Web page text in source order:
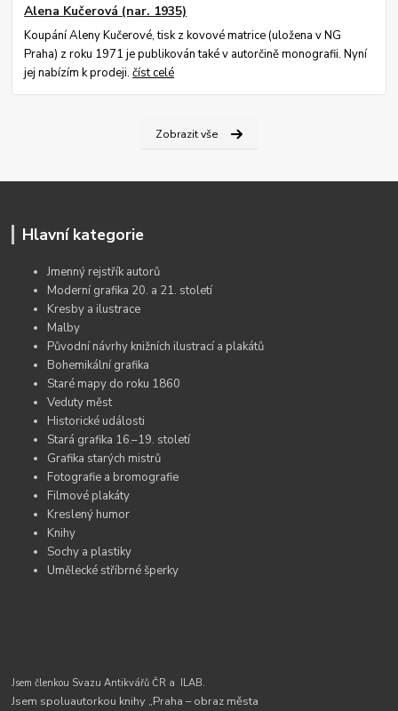
Alena Kučerová (nar. 1935)
Koupání Aleny Kučerové, tisk z kovové matrice (uložena v NG
Praha) z roku 1971 je publikován také v autorčině monografii. Nyní
jej nabízím k prodeji.číst celé
Zobrazit vše
Hlavní kategorie
Jmenný rejstřík autorů
Moderní grafika 20. a 21. století
Kresby a ilustrace
Malby
Původní návrhy knižních ilustrací a plakátů
Bohemikální grafika
Staré mapy do roku 1860
Veduty měst
Historické události
Stará grafika 16.–19. století
Grafika starých mistrů
Fotografie a bromografie
Filmové plakáty
Kreslený humor
Knihy
Sochy a plastiky
Umělecké stříbrné šperky
Jsem členkou Svazu Antikvářů ČR a ILAB.
Jsem spoluautorkou knihy „Praha – obraz města